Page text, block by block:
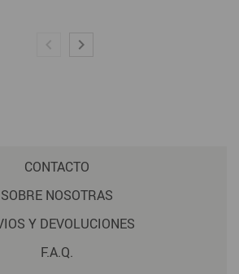
CONTACTO
SOBRE NOSOTRAS
Y DEVOLUCIONES
F.A.Q.